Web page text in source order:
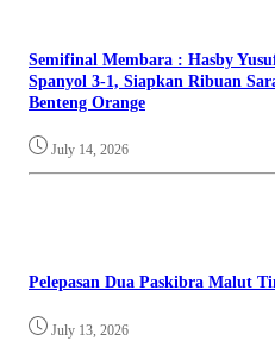
Semifinal Membara : Hasby
Spanyol 3-1, Siapkan Ribuan
Benteng Orange
July 14, 2026
Pelepasan Dua Paskibra Malut
July 13, 2026